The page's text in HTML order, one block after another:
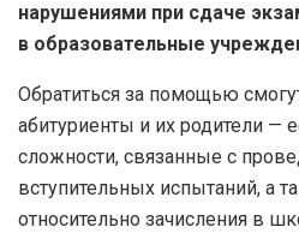
нарушениями при сдаче
в образовательные
Обратиться за помощью
абитуриенты и их родители —
сложности, связанные с
вступительных испытаний, а
относительно зачисления в